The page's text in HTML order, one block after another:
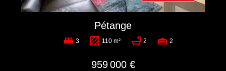
Pétange
3 110 m² 2 2
959 000 €